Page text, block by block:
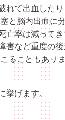
れて出血した
と脳内出血に
亡率は減って
害など重度の
ることもあり
挙げます。